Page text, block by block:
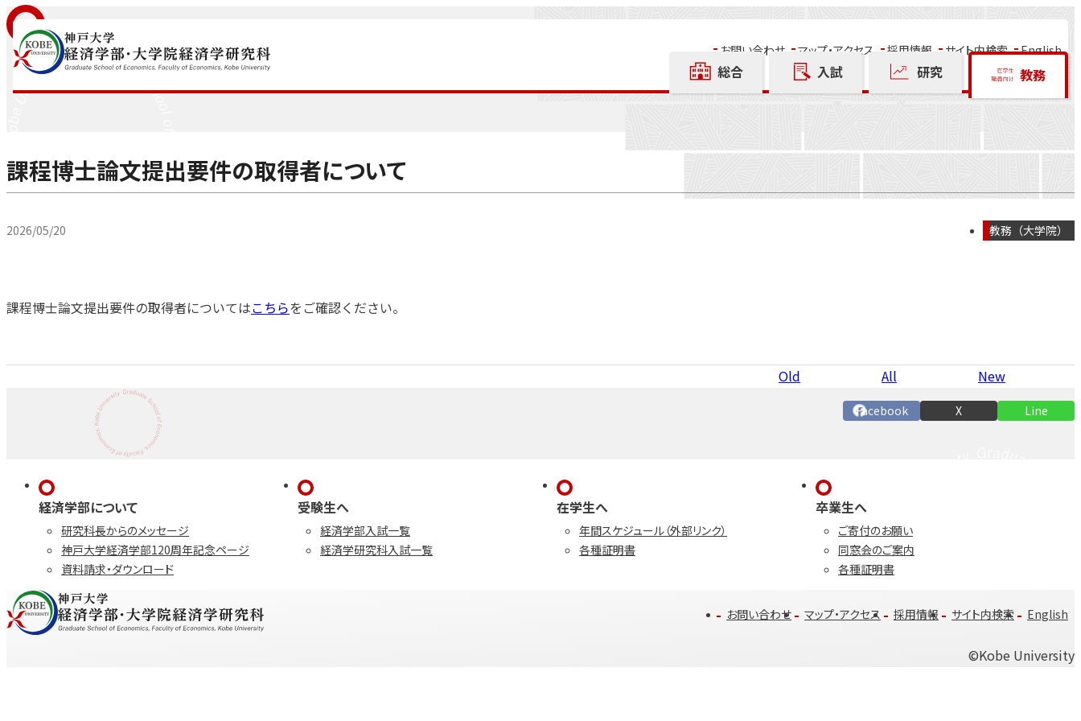
内容をスキップ
お問い合わせ マップ・アクセス 採用情報 サイト内検索 English
総合 入試 研究 教務
ニュース
課程博士論文提出要件の取得者について
2026/05/20 教務（大学院）
課程博士論文提出要件の取得者についてはこちら をご確認ください。
Old All New
Facebook X Line
経済学部について
研究科長からのメッセージ
神戸大学経済学部120周年記念ページ
資料請求・ダウンロード
受験生へ
経済学部入試一覧
経済学研究科入試一覧
在学生へ
年間スケジュール（外部リンク）
各種証明書
卒業生へ
ご寄付のお願い
同窓会のご案内
各種証明書
お問い合わせ マップ・アクセス 採用情報 サイト内検索 English
©️Kobe University